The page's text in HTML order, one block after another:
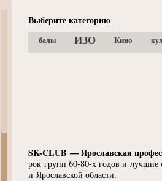
Выберите категорию
балы ИЗО Кино
SK-CLUB — Ярославская
рок групп 60-80-х годов и лучшие
и Ярославской области.